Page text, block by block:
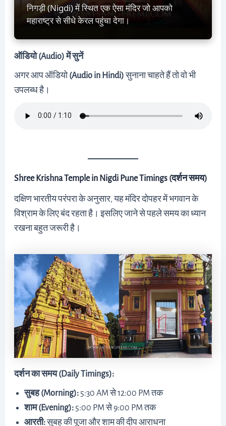
निगड़ी (Nigdi) में स्थित एक ऐसा मंदिर जो आपको
महाराष्ट्र से सीधे केरल पहुंचा देगा।
ऑडियो (Audio) में सुनें
अगर आप ऑडियो(Audio in Hindi)सुनाना चाहते हैं तो वो भी
उपलब्ध है।
Shree Krishna Temple in Nigdi Pune Timings (दर्शन समय)
दक्षिण भारतीय परंपरा के अनुसार, यह मंदिर दोपहर में भगवान के
विश्राम के लिए बंद रहता है। इसलिए जाने से पहले समय का ध्यान
रखना बहुत जरूरी है।
दर्शन का समय (Daily Timings):
सुबह (Morning):5:30 AM से 12:00 PM तक
शाम (Evening):5:00 PM से 9:00 PM तक
आरती:सुबह की पूजा और शाम की दीप आराधना